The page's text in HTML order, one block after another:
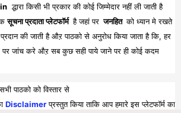
द्धारा किसी भी प्रकार की कोई जिम्मेदार नहीं ली जाती है
सूचना प्रदाता प्लेटफॉर्म है जहां पर जनहित को ध्यान मे रखते
की जाती है औऱ पाठको से अनुरोध किया जाता है कि, हर
जांच करे औऱ सब कुछ सही पाये जाने पर ही कोई कदम
पाठको को विस्तार से
Disclaimerप्रस्तुत किया ताकि आप हमारे इस प्लेटफॉर्म का